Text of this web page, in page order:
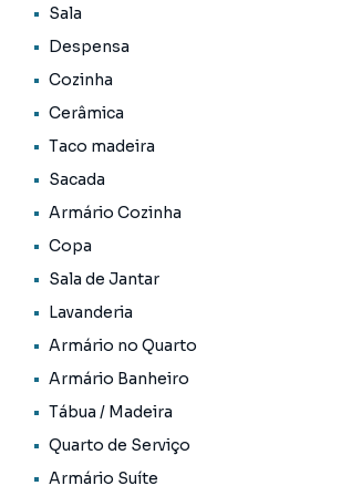
Sala
Despensa
Cozinha
Cerâmica
Taco madeira
Sacada
Armário Cozinha
Copa
Sala de Jantar
Lavanderia
Armário no Quarto
Armário Banheiro
Tábua / Madeira
Quarto de Serviço
Armário Suíte